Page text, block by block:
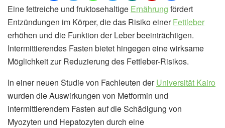
Eine fettreiche und fruktosehaltige Ernährung fördert
Entzündungen im Körper, die das Risiko einerFettleber
erhöhen und die Funktion der Leber beeinträchtigen.
Intermittierendes Fasten bietet hingegen eine wirksame
Möglichkeit zur Reduzierung des Fettleber-Risikos.
In einer neuen Studie von Fachleuten derUniversität Kairo
wurden die Auswirkungen von Metformin und
intermittierendem Fasten auf die Schädigung von
Myozyten und Hepatozyten durch eine